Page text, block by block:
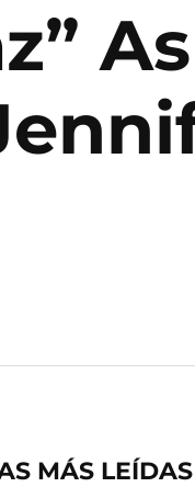
MÁS LEÍDAS